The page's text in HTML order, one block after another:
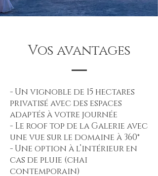
Vos avantages
- Un vignoble de 15 hectares
privatisé avec des espaces
adaptés à votre journée
- Le roof top de la Galerie avec
une vue sur le domaine à 360°
- Une option à l’intérieur en
cas de pluie (chai
contemporain)